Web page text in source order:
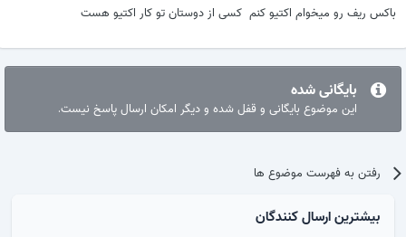
باکس ریف رو میخوام اکتیو کنم کسی از دوستان تو کار اکتیو هست
بایگانی شده
این موضوع بایگانی و قفل شده و دیگر امکان ارسال پاسخ نیست.
رفتن به فهرست موضوع ها
بیشترین ارسال کنندگان